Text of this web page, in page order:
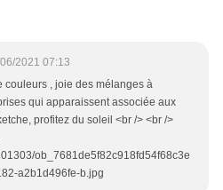
2021 07:13
couleurs , joie des mélanges à
qui apparaissent associée aux
profitez du soleil <br /> <br />
ob_7681de5f82c918fd54f68c3e
a2b1d496fe-b.jpg